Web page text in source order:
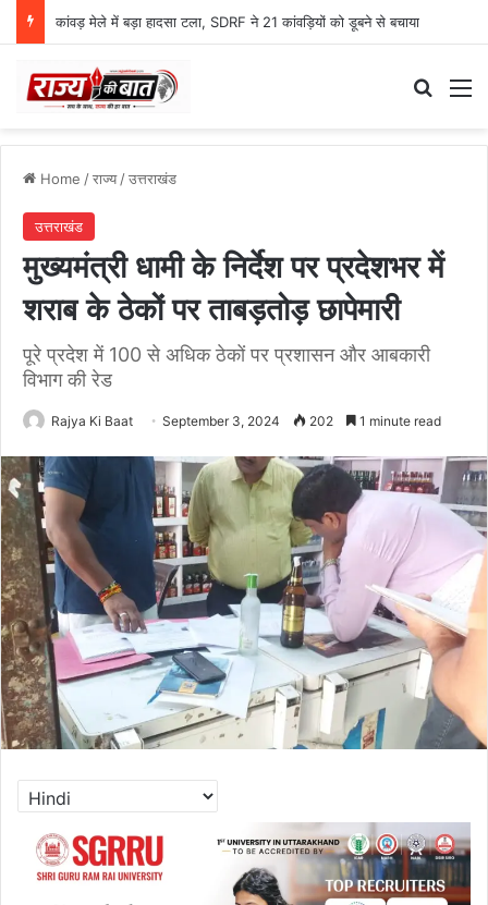
Home /राज्य/उत्तराखंड
उत्तराखंड
मुख्यमंत्री धामी के निर्देश पर प्रदेशभर में
शराब के ठेकों पर ताबड़तोड़ छापेमारी
पूरे प्रदेश में 100 से अधिक ठेकों पर प्रशासन और आबकारी
विभाग की रेड
Rajya Ki Baat September 3, 2024 202 1 minute read